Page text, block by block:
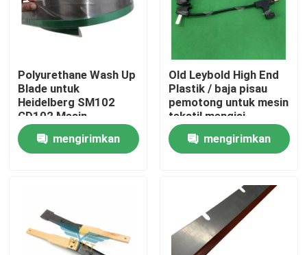
Beranda
Tentang Kami
Polyurethane Wash Up
Blade untuk
Heidelberg SM102
CD102 Mesin
Pencetakan Offset
dengan Ketebalan
2mm
mengirimkan
Old Leybold High End
Plastik / baja pisau
pemotong untuk mesin
tekstil mengisi
gerakan berhenti
dengan panjang
275mm
mengirimkan